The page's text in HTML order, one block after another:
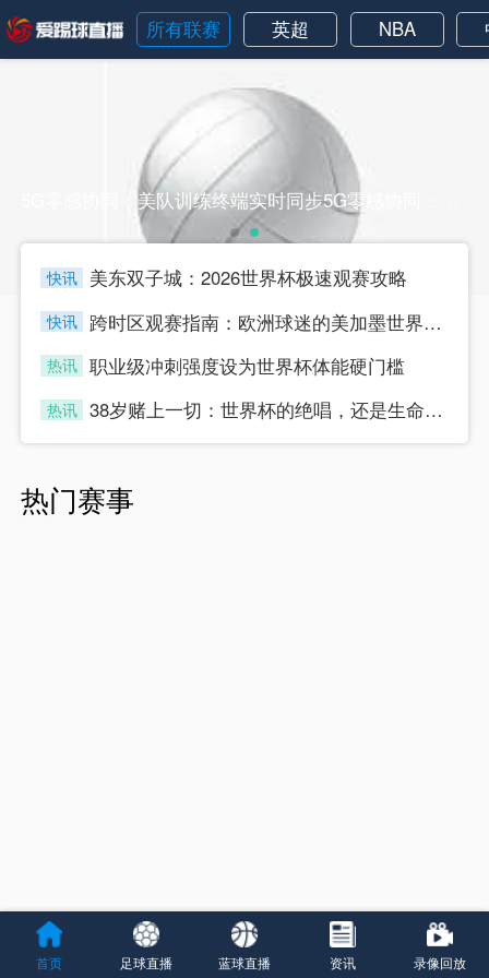
所有联赛 英超 NBA
快讯
美东双子城：2026世界杯极速观赛攻略
快讯
跨时区观赛指南：欧洲球迷的美加墨世界杯“日夜颠倒攻略”
热讯 职业级冲刺强度设为世界杯体能硬门槛
热讯
38岁赌上一切：世界杯的绝唱，还是生命的最后冲刺？
热门赛事
首页 足球直播 蓝球直播 资讯 录像回放